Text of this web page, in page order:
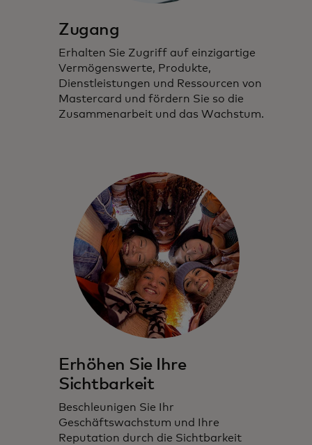
Zugang
Erhalten Sie Zugriff auf einzigartige
Vermögenswerte, Produkte,
Dienstleistungen und Ressourcen von
Mastercard und fördern Sie so die
Zusammenarbeit und das Wachstum.
Erhöhen Sie Ihre
Sichtbarkeit
Beschleunigen Sie Ihr
Geschäftswachstum und Ihre
Reputation durch die Sichtbarkeit